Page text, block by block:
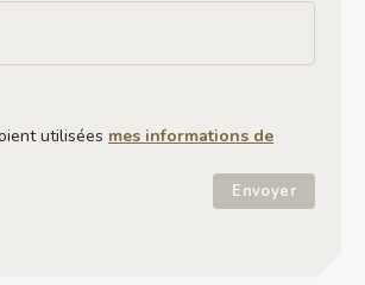
utilisées mes informations de
Envoyer